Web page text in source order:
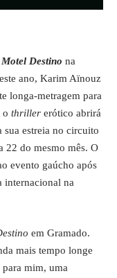
Motel Destino na
ano, Karim Aïnouz
longa-metragem para
o thriller erótico abrirá
sua estreia no circuito
22 do mesmo mês. O
evento gaúcho após
internacional na
em Gramado.
mais tempo longe
mim, uma